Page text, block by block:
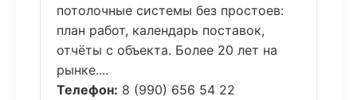
потолочные системы без простоев:
план работ, календарь поставок,
отчёты с объекта. Более 20 лет на
рынке....
Телефон: 8 (990) 656 54 22